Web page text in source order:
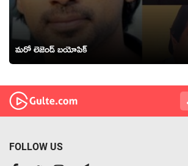
మరో లెజెండ్ బయోపిక్‌
FOLLOW US